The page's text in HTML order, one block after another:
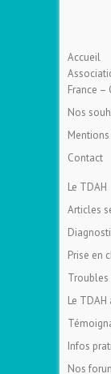
Accueil
France –
Nos
Contact
Le TDAH
Articles
Prise en
Troubles
Le TDAH
Infos
Nos